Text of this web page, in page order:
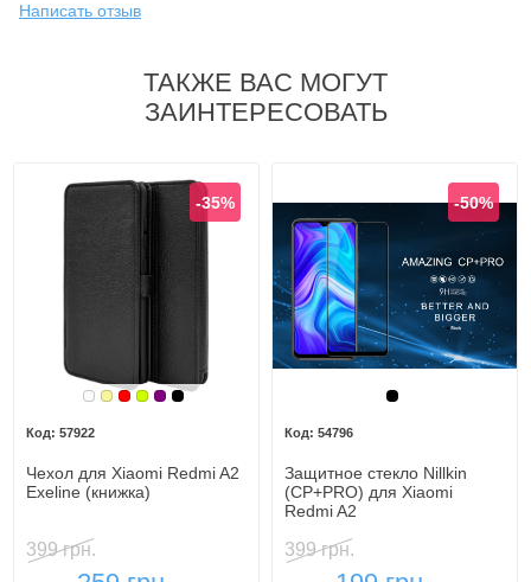
Написать отзыв
ТАКЖЕ ВАС МОГУТ
ЗАИНТЕРЕСОВАТЬ
Белый
Золотой
Красный
Лайм
Фиолетовый, темный
Черный
-35%
57922
Чехол для Xiaomi Redmi A2
Exeline (книжка)
399 грн.
Черный
-50%
54796
Защитное стекло Nillkin
(CP+PRO) для Xiaomi
Redmi A2
399 грн.